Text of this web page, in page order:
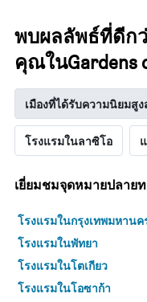
พบผลลัพธ์ที่ดีก
คุณในGardens
เมืองที่ได้รับความนิยมสู
โรงแรมในลาซิโอ
เยี่ยมชมจุดหมายปลาย
โรงแรมในกรุงเทพมหานค
โรงแรมในพัทยา
โรงแรมในโตเกียว
โรงแรมในโอซาก้า